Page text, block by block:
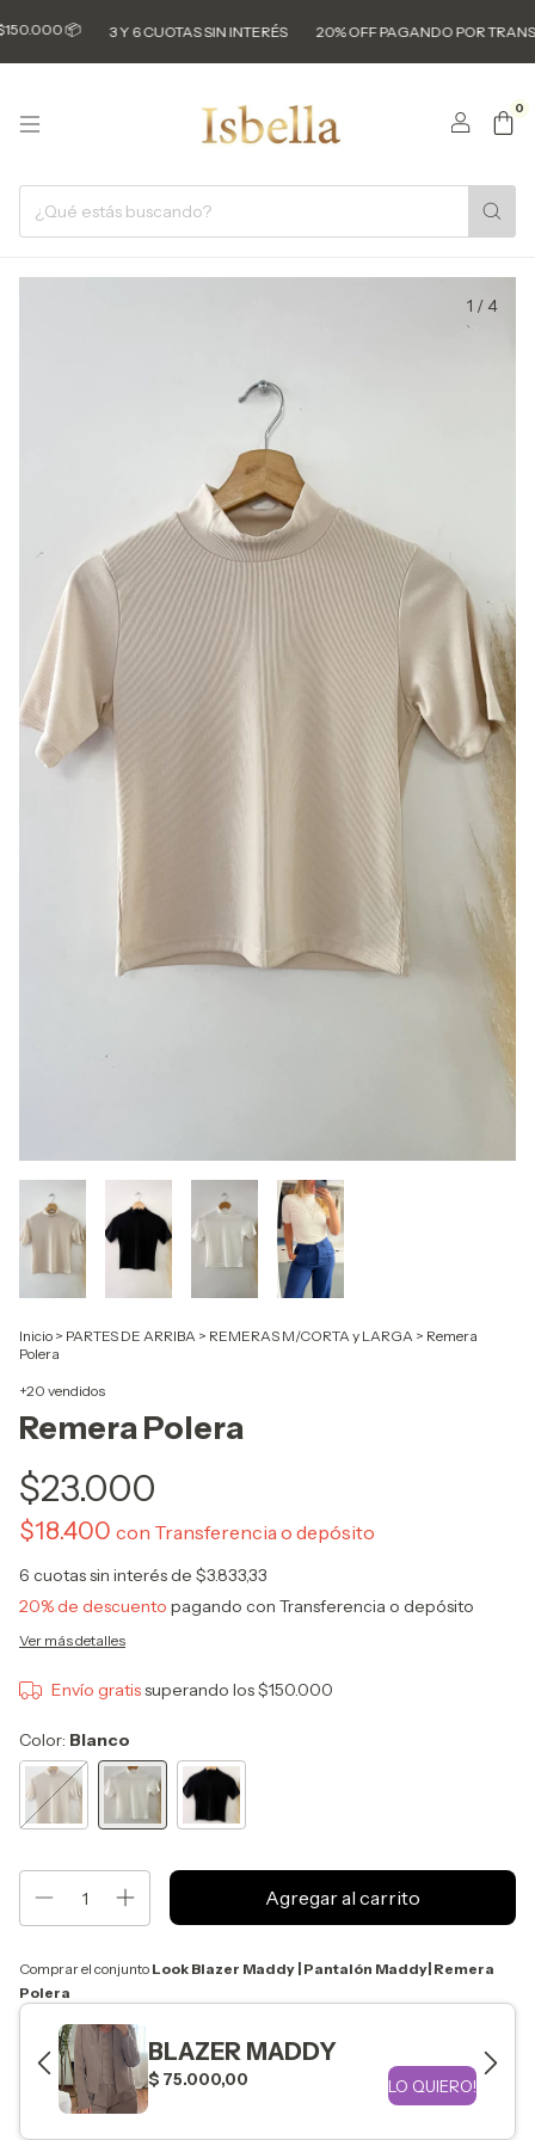
📦 3 Y 6 CUOTAS SIN INTERÉS 20% OFF PAGANDO POR TRANSF 💸
0
1 / 4
Inicio > PARTES DE ARRIBA > REMERAS M/CORTA y LARGA > Remera
Polera
+20 vendidos
Remera Polera
$23.000
$18.400 con Transferencia o depósito
6 cuotas sin interés de $3.833,33
20% de descuento pagando con Transferencia o depósito
Ver más detalles
Envío gratissuperando los$150.000
Color: Blanco